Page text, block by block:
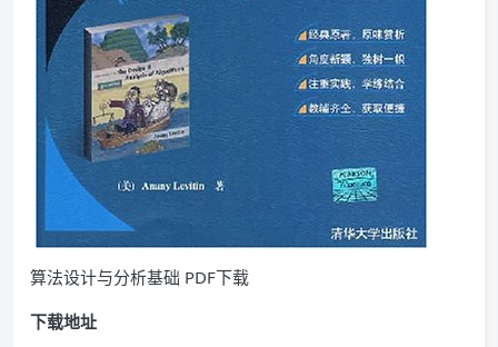
算法设计与分析基础 PDF下载
下载地址